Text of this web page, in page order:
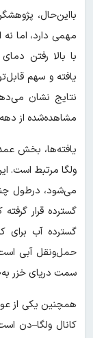
با‌این‌حال،
مهمی دارد، اما
با بالا رفتن
یافته و سهم
مشاهده‌شده از دهه ۱۹۹۰ تاکنون را توضیح می‌دهد.
یافته‌ها،‌ بخش
ولگا مرتبط است.
می‌شود، درطول
گسترده قرار
گسترده آب برای
حمل‌ونقل آبی
سمت دریای خزر
همچنین یکی از
کانال ولگا–دن